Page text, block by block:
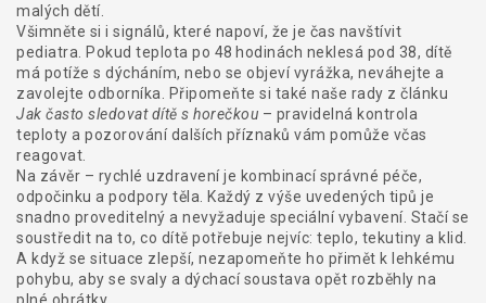
malých dětí.
Všimněte si i signálů, které napoví, že je čas navštívit
pediatra. Pokud teplota po 48 hodinách neklesá pod 38, dítě
má potíže s dýcháním, nebo se objeví vyrážka, neváhejte a
zavolejte odborníka. Připomeňte si také naše rady z článku
Jak často sledovat dítě s horečkou – pravidelná kontrola
teploty a pozorování dalších příznaků vám pomůže včas
reagovat.
Na závěr – rychlé uzdravení je kombinací správné péče,
odpočinku a podpory těla. Každý z výše uvedených tipů je
snadno proveditelný a nevyžaduje speciální vybavení. Stačí se
soustředit na to, co dítě potřebuje nejvíc: teplo, tekutiny a klid.
A když se situace zlepší, nezapomeňte ho přimět k lehkému
pohybu, aby se svaly a dýchací soustava opět rozběhly na